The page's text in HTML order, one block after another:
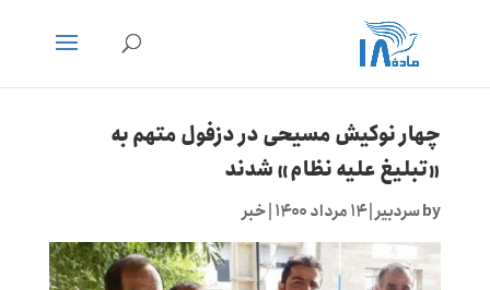
چهار نوکیش مسیحی در دزفول متهم به
«تبلیغ علیه نظام» شدند
byسردبیر|۱۴ مرداد ۱۴۰۰ خبر